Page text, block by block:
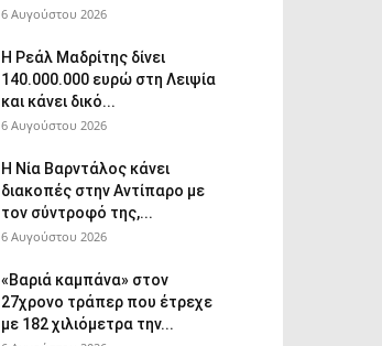
6 Αυγούστου 2026
Η Ρεάλ Μαδρίτης δίνει
140.000.000 ευρώ στη Λειψία
και κάνει δικό...
6 Αυγούστου 2026
Η Νία Βαρντάλος κάνει
διακοπές στην Αντίπαρο με
τον σύντροφό της,...
6 Αυγούστου 2026
«Βαριά καμπάνα» στον
27χρονο τράπερ που έτρεχε
με 182 χιλιόμετρα την...